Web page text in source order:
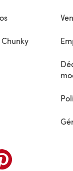
(s'ouvre dans un